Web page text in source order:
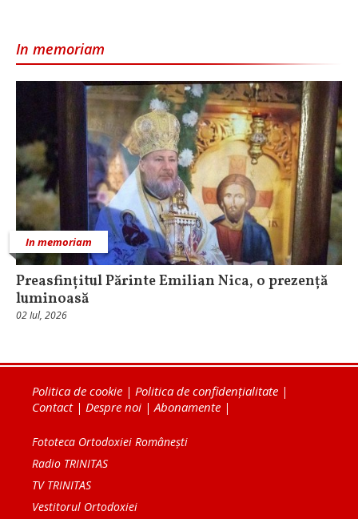
In memoriam
In memoriam
Preasfințitul Părinte Emilian Nica, o prezență
luminoasă
02 Iul, 2026
Politica de cookie | Politica de confidențialitate |
Contact| Despre noi | Abonamente |
Fototeca Ortodoxiei Românești
Radio TRINITAS
TV TRINITAS
Vestitorul Ortodoxiei